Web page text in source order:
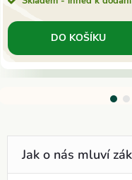
DO KOŠÍKU